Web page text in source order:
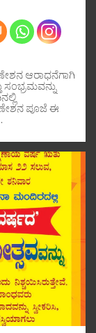
ಆರಾಧನೆಗಾಗಿ
ಸಂಭ್ರಮವನ್ನು
ಪೂಜೆ ಈ